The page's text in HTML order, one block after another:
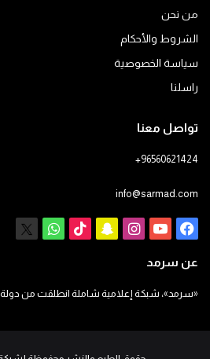
من نحن
الشروط والأحكام
سياسة الخصوصية
راسلنا
تواصل معنا
+96560621424
info@sarmad.com
فيسبوكيوتيوبانستقرام
سناب ‫TikTokواتساب
عن سرمد
«سرمد»، شبكة إعلامية شاملة انطلقت من دولة الكويت